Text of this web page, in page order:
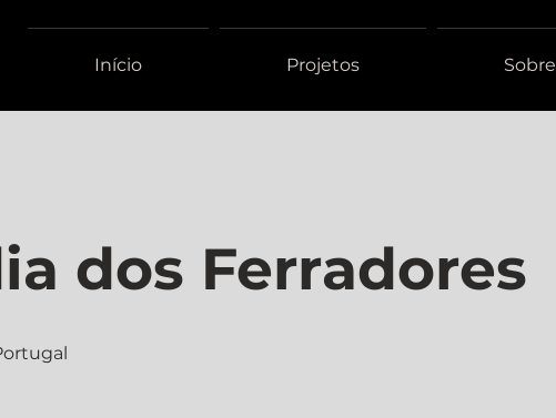
Início Projetos Sobre
dos Ferradores